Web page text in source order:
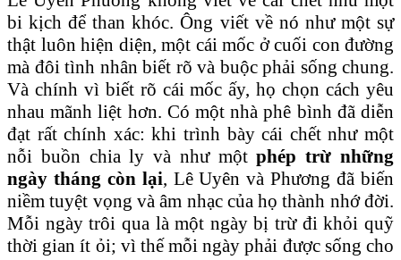
bi kịch để than khóc. Ông viết về nó như một sự
thật luôn hiện diện, một cái mốc ở cuối con đường
mà đôi tình nhân biết rõ và buộc phải sống chung.
Và chính vì biết rõ cái mốc ấy, họ chọn cách yêu
nhau mãnh liệt hơn. Có một nhà phê bình đã diễn
đạt rất chính xác: khi trình bày cái chết như một
nỗi buồn chia ly và như mộtphép trừ những
ngày tháng còn lại, Lê Uyên và Phương đã biến
niềm tuyệt vọng và âm nhạc của họ thành nhớ đời.
Mỗi ngày trôi qua là một ngày bị trừ đi khỏi quỹ
thời gian ít ỏi; vì thế mỗi ngày phải được sống cho